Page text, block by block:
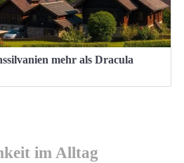
mehr als Dracula
im Alltag